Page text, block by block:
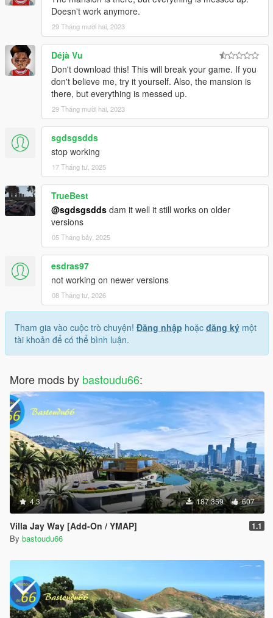
Doesn't work anymore.
29 Tháng mười hai, 2023
Déjà Vu
Don't download this! This will break your game. If you
don't believe me, try it yourself. Also, the mansion is
there, but everything is messed up.
29 Tháng mười hai, 2023
sgdsgsdds
stop working
17 Tháng tư, 2025
TrueBest
@sgdsgsdds dam it well it still works on older
versions
05 Tháng bảy, 2025
esdras97
not working on newer versions
08 Tháng tư, 2026
Tham gia vào cuộc trò chuyện! Đăng nhập hoặc đăng ký một
tài khoản để có thể bình luận.
More mods by bastoudu66:
4.3 187.359 607
Villa Jay Way [Add-On / YMAP] 1.1
By bastoudu66